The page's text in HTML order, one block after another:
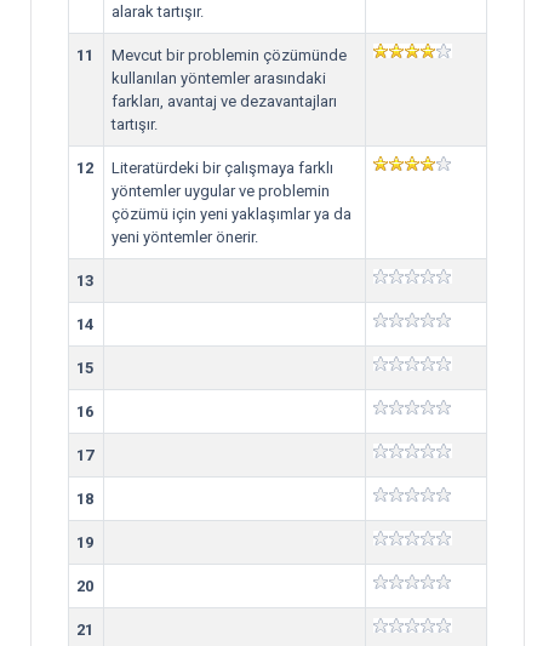
alarak tartışır.
11
Mevcut bir problemin çözümünde
kullanılan yöntemler arasındaki
farkları, avantaj ve dezavantajları
tartışır.
12
Literatürdeki bir çalışmaya farklı
yöntemler uygular ve problemin
çözümü için yeni yaklaşımlar ya da
yeni yöntemler önerir.
13
14
15
16
17
18
19
20
21